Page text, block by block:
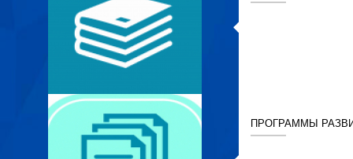
ПРОГРАММЫ